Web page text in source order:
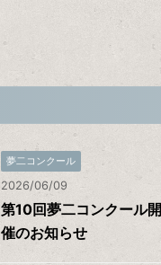
夢二コンクール
2026/06/09
第10回夢二コンクール開
催のお知らせ